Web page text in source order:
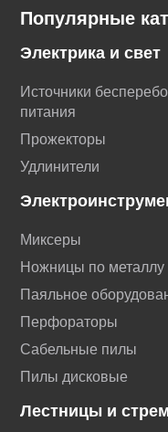
Популярные
Электрика и свет
Источники
питания
Прожекторы
Удлинители
Миксеры
Ножницы по металлу
Паяльное
Перфораторы
Сабельные пилы
Пилы дисковые
Лестницы и